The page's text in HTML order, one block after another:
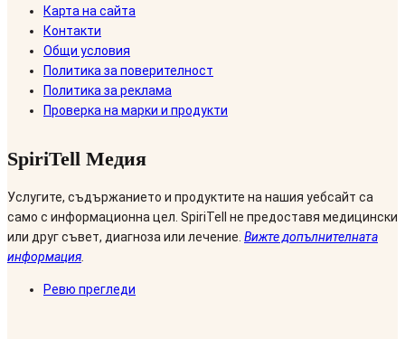
Карта на сайта
Контакти
Общи условия
Политика за поверителност
Политика за реклама
Проверка на марки и продукти
SpiriTell Медия
Услугите, съдържанието и продуктите на нашия уебсайт са
само с информационна цел. SpiriTell не предоставя медицински
или друг съвет, диагноза или лечение. Вижте допълнителната
информация.
Ревю прегледи